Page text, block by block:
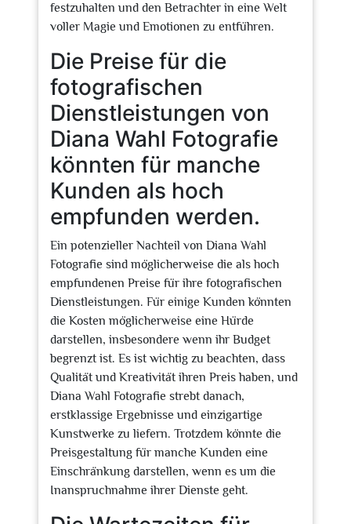
festzuhalten und den Betrachter in eine Welt
voller Magie und Emotionen zu entführen.
Die Preise für die
fotografischen
Dienstleistungen von
Diana Wahl Fotografie
könnten für manche
Kunden als hoch
empfunden werden.
Ein potenzieller Nachteil von Diana Wahl
Fotografie sind möglicherweise die als hoch
empfundenen Preise für ihre fotografischen
Dienstleistungen. Für einige Kunden könnten
die Kosten möglicherweise eine Hürde
darstellen, insbesondere wenn ihr Budget
begrenzt ist. Es ist wichtig zu beachten, dass
Qualität und Kreativität ihren Preis haben, und
Diana Wahl Fotografie strebt danach,
erstklassige Ergebnisse und einzigartige
Kunstwerke zu liefern. Trotzdem könnte die
Preisgestaltung für manche Kunden eine
Einschränkung darstellen, wenn es um die
Inanspruchnahme ihrer Dienste geht.